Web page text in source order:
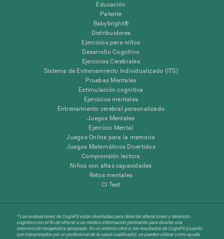
Educación
Patente
Babybright®
Distribuidores
Ejercicios para niños
Desarrollo Cognitivo
Ejercicios Cerebrales
Sistema de Entrenamiento Individualizado (ITS)
Pruebas Mentales
Estimulación cognitiva
Ejercicios mentales
Entrenamiento cerebral personalizado
Juegos Mentales
Ejercicio Mental
Juegos Online para la memoria
Juegos Matemáticos Divertidos
Comprensión lectora
Niños con altas capacidades
Retos mentales
CI Test
* Las evaluaciones de CogniFit están diseñadas para detectar alteraciones y deterioro
cognitivo con el fin de ofrecer a un médico información pertinente para diseñar una
intervención terapéutica apropiada. En un entorno clínico, los resultados de CogniFit (cuando
son interpretados por un profesional de la salud cualificado), se pueden utilizar como ayuda